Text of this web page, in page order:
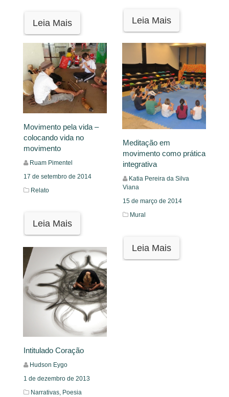
Leia Mais Leia Mais
Movimento pela vida –
colocando vida no
movimento
Ruam Pimentel
17 de setembro de 2014
Relato
Leia Mais
Meditação em
movimento como prática
integrativa
Katia Pereira da Silva
Viana
15 de março de 2014
Mural
Leia Mais
Intitulado Coração
Hudson Eygo
1 de dezembro de 2013
Narrativas, Poesia